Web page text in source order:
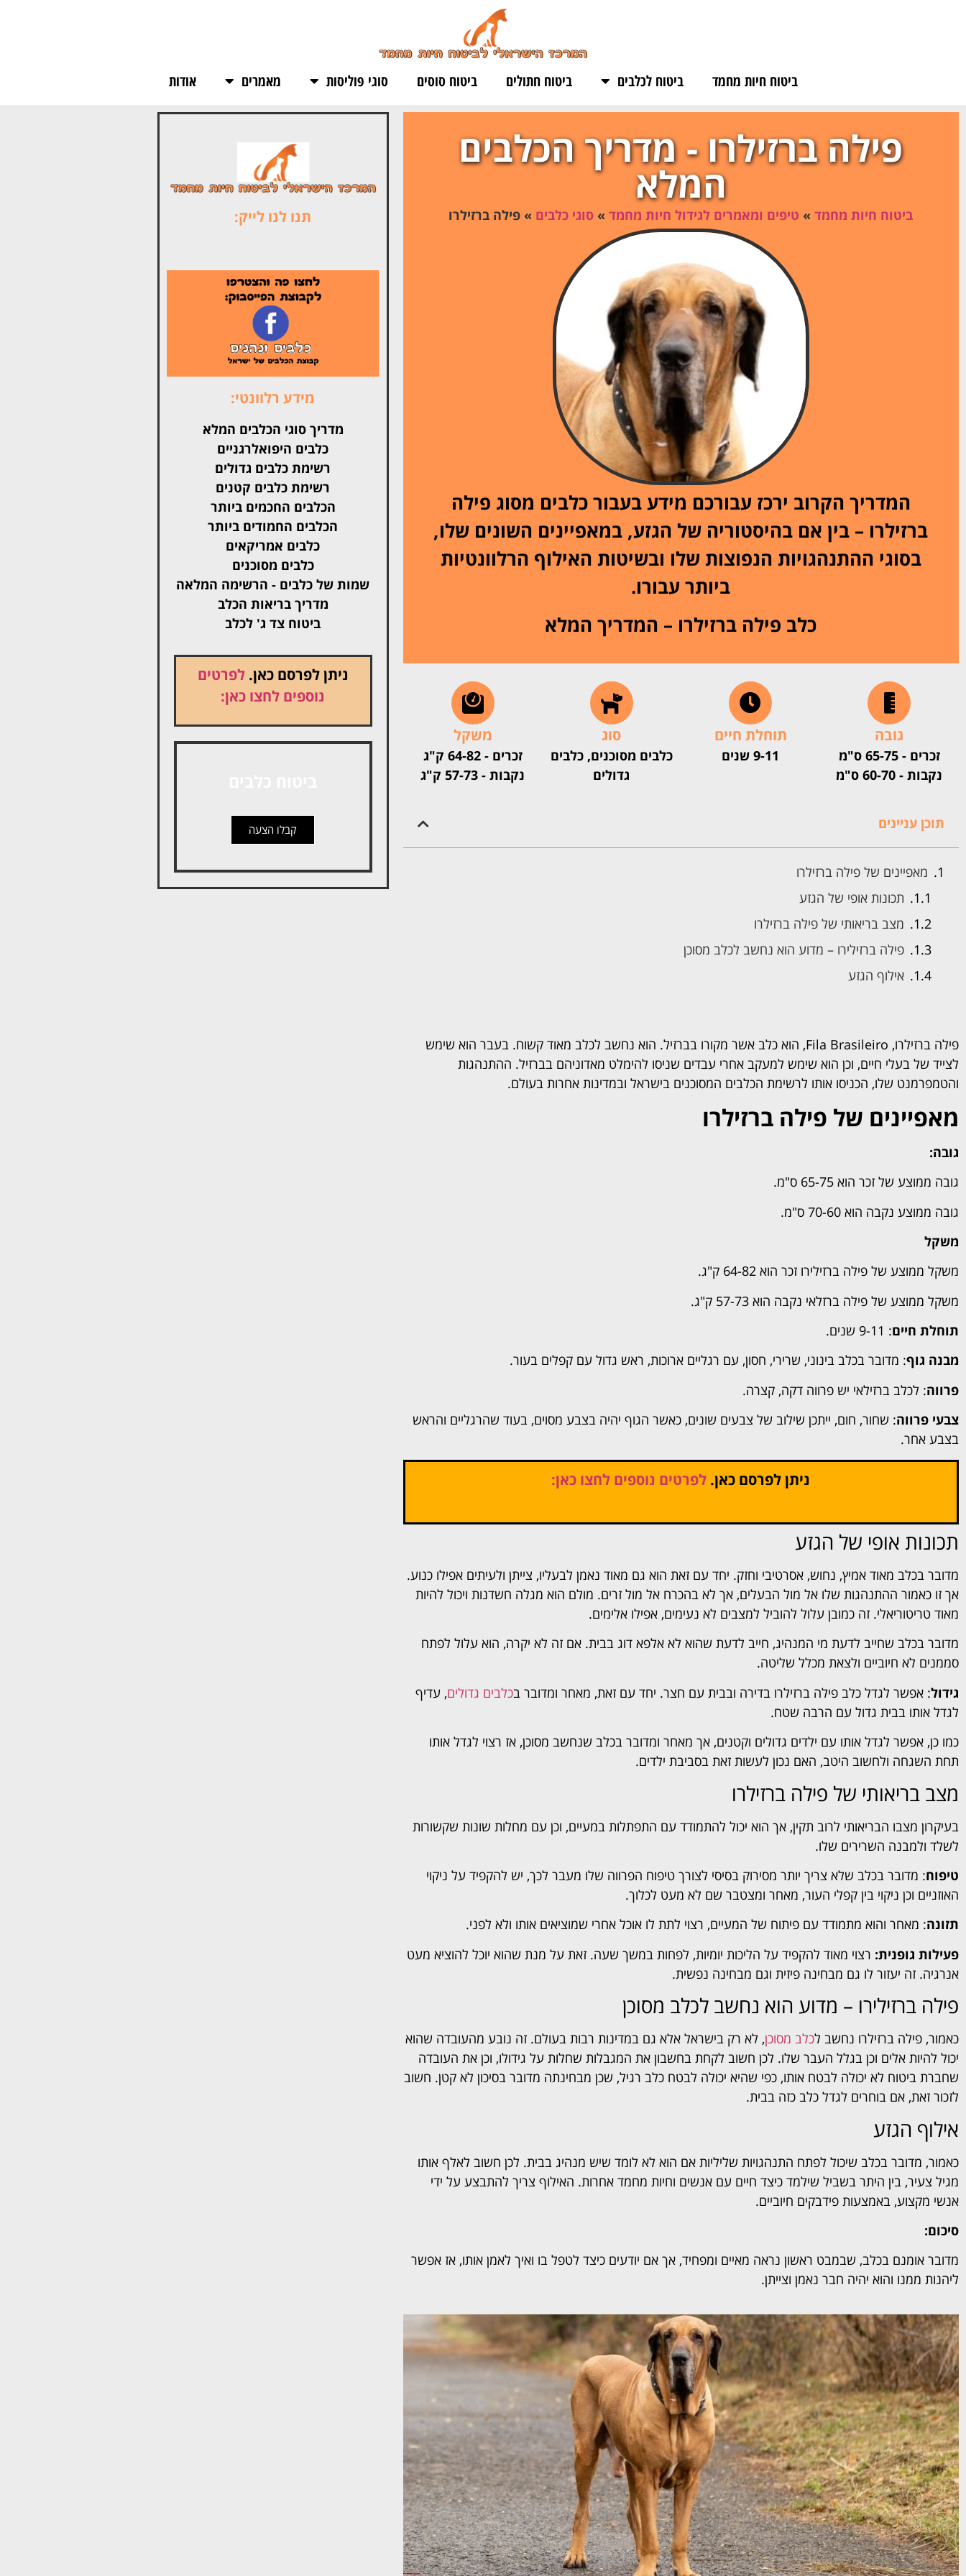
ביטוח חיות מחמד ביטוח לכלבים ביטוח חתולים ביטוח סוסים סוגי פוליסות מאמרים אודות
פילה ברזילרו - מדריך הכלבים
המלא
ביטוח חיות מחמד» טיפים ומאמרים לגידול חיות מחמד» סוגי כלבים » פילה ברזילרו
המדריך הקרוב ירכז עבורכם מידע בעבור כלבים מסוג פילה
ברזילרו – בין אם בהיסטוריה של הגזע, במאפיינים השונים שלו,
בסוגי ההתנהגויות הנפוצות שלו ובשיטות האילוף הרלוונטיות
ביותר עבורו.
כלב פילה ברזילרו – המדריך המלא
גובה
זכרים - 65-75 ס"מ
נקבות - 60-70 ס"מ
תוחלת חיים
9-11 שנים
סוג
כלבים מסוכנים, כלבים
גדולים
משקל
זכרים - 64-82 ק"ג
נקבות - 57-73 ק"ג
תוכן עניינים
מאפיינים של פילה ברזילרו
תכונות אופי של הגזע
מצב בריאותי של פילה ברזילרו
פילה ברזילירו – מדוע הוא נחשב לכלב מסוכן
אילוף הגזע
פילה ברזילרו, Fila Brasileiro, הוא כלב אשר מקורו בברזיל. הוא נחשב לכלב מאוד קשוח. בעבר הוא שימש
לצייד של בעלי חיים, וכן הוא שימש למעקב אחרי עבדים שניסו להימלט מאדוניהם בברזיל. ההתנהגות
והטמפרמנט שלו, הכניסו אותו לרשימת הכלבים המסוכנים בישראל ובמדינות אחרות בעולם.
מאפיינים של פילה ברזילרו
גובה:
גובה ממוצע של זכר הוא 65-75 ס"מ.
גובה ממוצע נקבה הוא 70-60 ס"מ.
משקל
משקל ממוצע של פילה ברזילירו זכר הוא 64-82 ק"ג.
משקל ממוצע של פילה ברזלאי נקבה הוא 57-73 ק"ג.
תוחלת חיים: 9-11 שנים.
מבנה גוף: מדובר בכלב בינוני, שרירי, חסון, עם רגליים ארוכות, ראש גדול עם קפלים בעור.
פרווה: לכלב ברזילאי יש פרווה דקה, קצרה.
צבעי פרווה: שחור, חום, ייתכן שילוב של צבעים שונים, כאשר הגוף יהיה בצבע מסוים, בעוד שהרגליים והראש
בצבע אחר.
ניתן לפרסם כאן. לפרטים נוספים לחצו כאן:
תכונות אופי של הגזע
מדובר בכלב מאוד אמיץ, נחוש, אסרטיבי וחזק. יחד עם זאת הוא גם מאוד נאמן לבעליו, צייתן ולעיתים אפילו כנוע.
אך זו כאמור ההתנהגות שלו אל מול הבעלים, אך לא בהכרח אל מול זרים. מולם הוא מגלה חשדנות ויכול להיות
מאוד טריטוריאלי. זה כמובן עלול להוביל למצבים לא נעימים, אפילו אלימים.
מדובר בכלב שחייב לדעת מי המנהיג, חייב לדעת שהוא לא אלפא דוג בבית. אם זה לא יקרה, הוא עלול לפתח
סממנים לא חיוביים ולצאת מכלל שליטה.
גידול: אפשר לגדל כלב פילה ברזילרו בדירה ובבית עם חצר. יחד עם זאת, מאחר ומדובר בכלבים גדולים, עדיף
לגדל אותו בבית גדול עם הרבה שטח.
כמו כן, אפשר לגדל אותו עם ילדים גדולים וקטנים, אך מאחר ומדובר בכלב שנחשב מסוכן, אז רצוי לגדל אותו
תחת השגחה ולחשוב היטב, האם נכון לעשות זאת בסביבת ילדים.
מצב בריאותי של פילה ברזילרו
בעיקרון מצבו הבריאותי לרוב תקין, אך הוא יכול להתמודד עם התפתלות במעיים, וכן עם מחלות שונות שקשורות
לשלד ולמבנה השרירים שלו.
טיפוח: מדובר בכלב שלא צריך יותר מסירוק בסיסי לצורך טיפוח הפרווה שלו מעבר לכך, יש להקפיד על ניקוי
האוזניים וכן ניקוי בין קפלי העור, מאחר ומצטבר שם לא מעט לכלוך.
תזונה: מאחר והוא מתמודד עם פיתוח של המעיים, רצוי לתת לו אוכל אחרי שמוציאים אותו ולא לפני.
פעילות גופנית: רצוי מאוד להקפיד על הליכות יומיות, לפחות במשך שעה. זאת על מנת שהוא יוכל להוציא מעט
אנרגיה. זה יעזור לו גם מבחינה פיזית וגם מבחינה נפשית.
פילה ברזילירו – מדוע הוא נחשב לכלב מסוכן
כאמור, פילה ברזילרו נחשב לכלב מסוכן, לא רק בישראל אלא גם במדינות רבות בעולם. זה נובע מהעובדה שהוא
יכול להיות אלים וכן בגלל העבר שלו. לכן חשוב לקחת בחשבון את המגבלות שחלות על גידולו, וכן את העובדה
שחברת ביטוח לא יכולה לבטח אותו, כפי שהיא יכולה לבטח כלב רגיל, שכן מבחינתה מדובר בסיכון לא קטן. חשוב
לזכור זאת, אם בוחרים לגדל כלב כזה בבית.
אילוף הגזע
כאמור, מדובר בכלב שיכול לפתח התנהגויות שליליות אם הוא לא לומד שיש מנהיג בבית. לכן חשוב לאלף אותו
מגיל צעיר, בין היתר בשביל שילמד כיצד חיים עם אנשים וחיות מחמד אחרות. האילוף צריך להתבצע על ידי
אנשי מקצוע, באמצעות פידבקים חיוביים.
סיכום:
מדובר אומנם בכלב, שבמבט ראשון נראה מאיים ומפחיד, אך אם יודעים כיצד לטפל בו ואיך לאמן אותו, אז אפשר
ליהנות ממנו והוא יהיה חבר נאמן וצייתן.
תנו לנו לייק:
מידע רלוונטי:
מדריך סוגי הכלבים המלא
כלבים היפואלרגניים
רשימת כלבים גדולים
רשימת כלבים קטנים
הכלבים החכמים ביותר
הכלבים החמודים ביותר
כלבים אמריקאים
כלבים מסוכנים
שמות של כלבים - הרשימה המלאה
מדריך בריאות הכלב
ביטוח צד ג' לכלב
ניתן לפרסם כאן.לפרטים
נוספים לחצו כאן:
קבלו הצעה